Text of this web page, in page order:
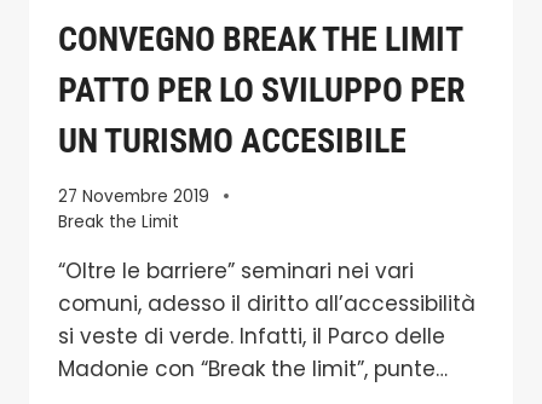
CONVEGNO BREAK THE LIMIT
PATTO PER LO SVILUPPO PER
UN TURISMO ACCESIBILE
27 Novembre 2019
Break the Limit
“Oltre le barriere” seminari nei vari
comuni, adesso il diritto all’accessibilità
si veste di verde. Infatti, il Parco delle
Madonie con “Break the limit”, punte…